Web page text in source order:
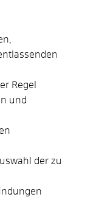
Regel
und
der zu